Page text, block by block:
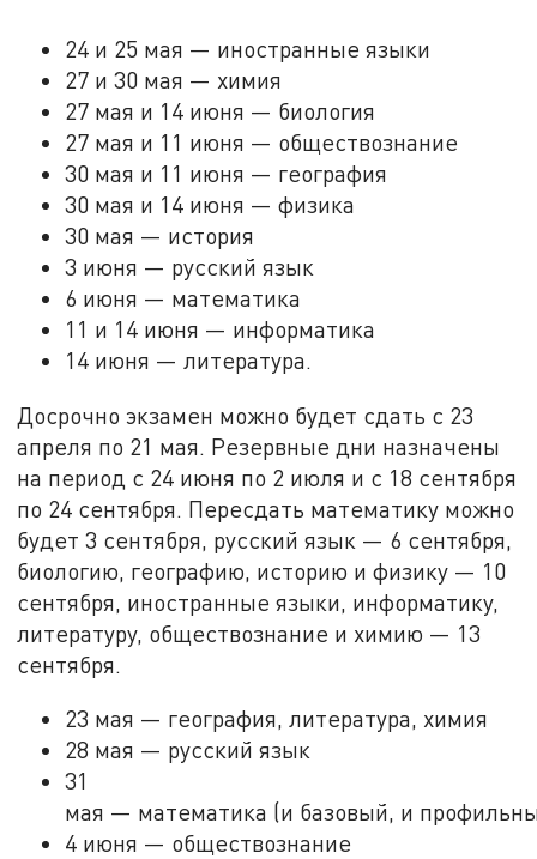
24 и 25 мая — иностранные языки
27 и 30 мая — химия
27 мая и 14 июня — биология
27 мая и 11 июня — обществознание
30 мая и 11 июня — география
30 мая и 14 июня — физика
30 мая — история
3 июня — русский язык
6 июня — математика
11 и 14 июня — информатика
14 июня — литература.
Досрочно экзамен можно будет сдать с 23
апреля по 21 мая. Резервные дни назначены
на период с 24 июня по 2 июля и с 18 сентября
по 24 сентября. Пересдать математику можно
будет 3 сентября, русский язык — 6 сентября,
биологию, географию, историю и физику — 10
сентября, иностранные языки, информатику,
литературу, обществознание и химию — 13
сентября.
23 мая — география, литература, химия
28 мая — русский язык
31
мая — математика (и базовый, и
4 июня — обществознание